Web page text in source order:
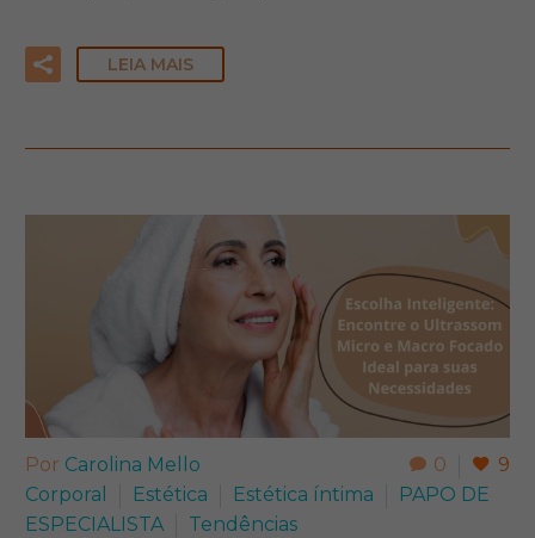
LEIA MAIS
0 9
Por Carolina Mello
Corporal
Estética Estética íntima
PAPO DE
ESPECIALISTA​
Tendências